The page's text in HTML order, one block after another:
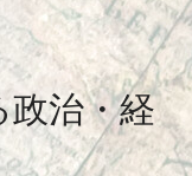
政治・経